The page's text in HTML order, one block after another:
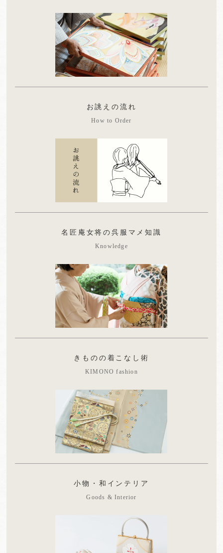
お誂えの流れ
How to Order
名匠庵女将の呉服マメ知識
Knowledge
きものの着こなし術
KIMONO fashion
小物・和インテリア
Goods & Interior